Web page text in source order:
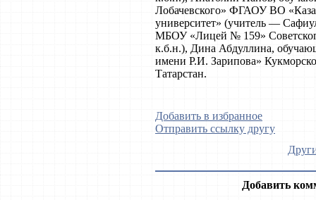
Лобачевского» ФГАОУ ВО
университет» (учитель —
МБОУ «Лицей № 159»
к.б.н.), Дина Абдуллина,
имени Р.И. Зарипова»
Татарстан.
Добавить в избранное
Отправить ссылку другу
Добавить